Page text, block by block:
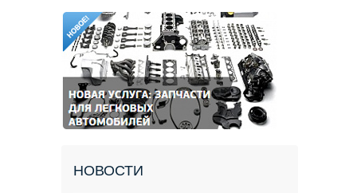
НОВОСТИ